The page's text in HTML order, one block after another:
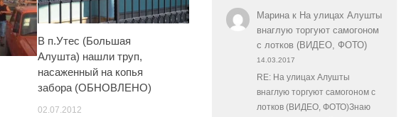
В п.Утес (Большая
Алушта) нашли труп,
насаженный на копья
забора (ОБНОВЛЕНО)
02.07.2012
Маринак На улицах Алушты
внаглую торгуют самогоном
с лотков (ВИДЕО, ФОТО)
14.03.2017
RE: На улицах Алушты
внаглую торгуют самогоном с
лотков (ВИДЕО, ФОТО)Знаю